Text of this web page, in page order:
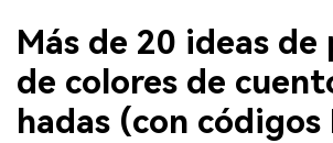
Más de 20 ideas de
de colores de
hadas (con códigos